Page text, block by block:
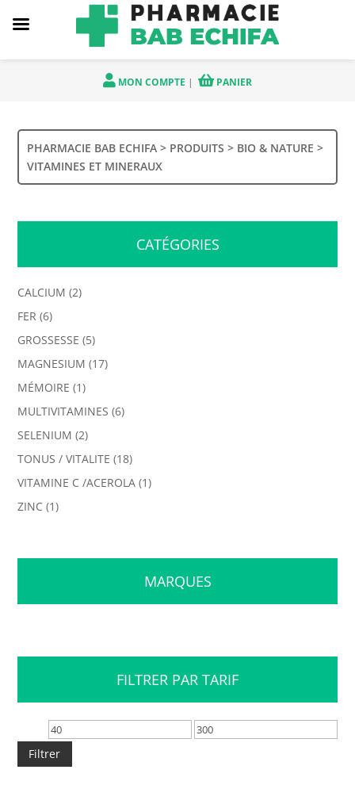
MON COMPTE | PANIER
PHARMACIE BAB ECHIFA > PRODUITS > BIO & NATURE >
VITAMINES ET MINERAUX
CATÉGORIES
CALCIUM (2)
FER (6)
GROSSESSE (5)
MAGNESIUM (17)
MÉMOIRE (1)
MULTIVITAMINES (6)
SELENIUM (2)
TONUS / VITALITE (18)
VITAMINE C /ACEROLA (1)
ZINC (1)
MARQUES
FILTRER PAR TARIF
Prix
min
Prix
Filtrer